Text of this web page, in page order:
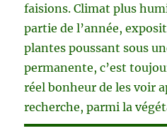
faisions. Climat plus
partie de l’année,
plantes poussant sous
permanente, c’est
réel bonheur de les voir
recherche, parmi la